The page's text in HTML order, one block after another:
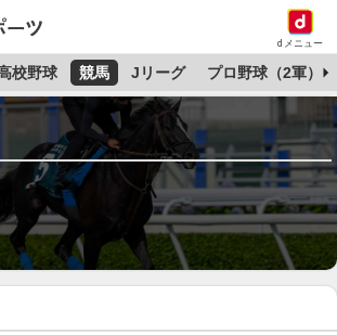
dメニュー
校野球 競馬 Jリーグ プロ野球（2軍）